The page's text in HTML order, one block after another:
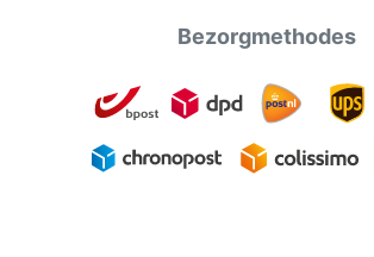
Bezorgmethodes